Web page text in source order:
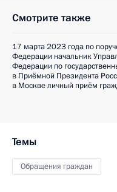
Смотрите также
17 марта 2023 года по
Федерации начальник
Федерации по
в Приёмной Президента
в Москве личный приём
Темы
Обращения граждан